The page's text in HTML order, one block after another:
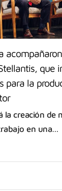
que
para la
la creación de
en una…